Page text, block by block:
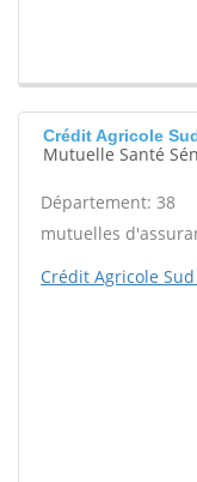
Crédit Agricole
Mutuelle Santé
Département: 38
mutuelles
Crédit Agricole